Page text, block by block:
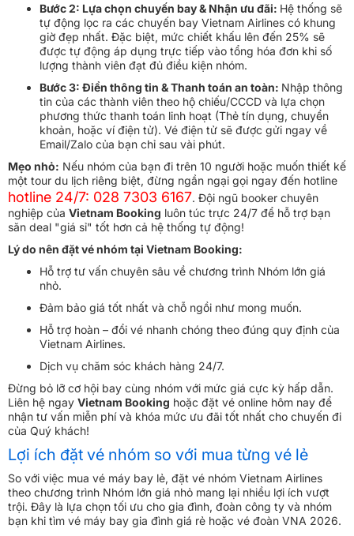
Bước 2: Lựa chọn chuyến bay & Nhận ưu đãi: Hệ thống sẽ
tự động lọc ra các chuyến bay Vietnam Airlines có khung
giờ đẹp nhất. Đặc biệt, mức chiết khấu lên đến 25% sẽ
được tự động áp dụng trực tiếp vào tổng hóa đơn khi số
lượng thành viên đạt đủ điều kiện nhóm.
Bước 3: Điền thông tin & Thanh toán an toàn: Nhập thông
tin của các thành viên theo hộ chiếu/CCCD và lựa chọn
phương thức thanh toán linh hoạt (Thẻ tín dụng, chuyển
khoản, hoặc ví điện tử). Vé điện tử sẽ được gửi ngay về
Email/Zalo của bạn chỉ sau vài phút.
Mẹo nhỏ: Nếu nhóm của bạn đi trên 10 người hoặc muốn thiết kế
một tour du lịch riêng biệt, đừng ngần ngại gọi ngay đến hotline
hotline 24/7: 028 7303 6167. Đội ngũ booker chuyên
nghiệp của Vietnam Booking luôn túc trực 24/7 để hỗ trợ bạn
săn deal "giá sỉ" tốt hơn cả hệ thống tự động!
Lý do nên đặt vé nhóm tại Vietnam Booking:
Hỗ trợ tư vấn chuyên sâu về chương trình Nhóm lớn giá
nhỏ.
Đảm bảo giá tốt nhất và chỗ ngồi như mong muốn.
Hỗ trợ hoàn – đổi vé nhanh chóng theo đúng quy định của
Vietnam Airlines.
Dịch vụ chăm sóc khách hàng 24/7.
Đừng bỏ lỡ cơ hội bay cùng nhóm với mức giá cực kỳ hấp dẫn.
Liên hệ ngay Vietnam Booking hoặc đặt vé online hôm nay để
nhận tư vấn miễn phí và khóa mức ưu đãi tốt nhất cho chuyến đi
của Quý khách!
Lợi ích đặt vé nhóm so với mua từng vé lẻ
So với việc mua vé máy bay lẻ, đặt vé nhóm Vietnam Airlines
theo chương trình Nhóm lớn giá nhỏ mang lại nhiều lợi ích vượt
trội. Đây là lựa chọn tối ưu cho gia đình, đoàn công ty và nhóm
bạn khi tìm vé máy bay gia đình giá rẻ hoặc vé đoàn VNA 2026.